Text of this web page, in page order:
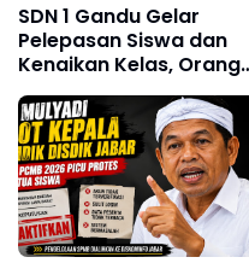
SDN 1 Gandu Gelar
Pelepasan Siswa dan
Kenaikan Kelas, Orang
Tua: Meriah dan Gratis!